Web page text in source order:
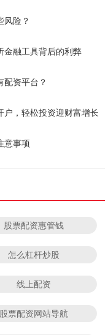
风险？
金融工具背后的利弊
配资平台？
户，轻松投资迎财富增长
意事项
股票配资惠管钱
怎么杠杆炒股
线上配资
股票配资网站导航